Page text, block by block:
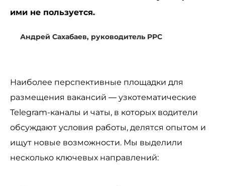
ими не пользуется.
Андрей Сахабаев, руководитель PPC
Наиболее перспективные площадки для
размещения вакансий — узкотематические
Telegram-каналы и чаты, в которых водители
обсуждают условия работы, делятся опытом и
ищут новые возможности. Мы выделили
несколько ключевых направлений: